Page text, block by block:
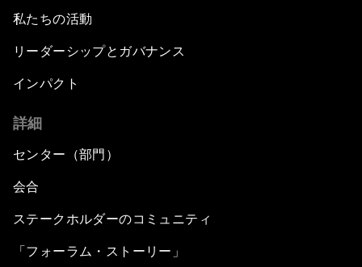
私たちの活動
リーダーシップとガバナンス
インパクト
詳細
センター（部門）
会合
ステークホルダーのコミュニティ
「フォーラム・ストーリー」